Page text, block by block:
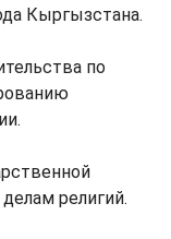
Кыргызстана.
по
религий.